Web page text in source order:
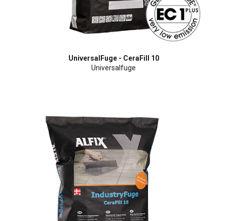
UniversalFuge - CeraFill 10
Universalfuge